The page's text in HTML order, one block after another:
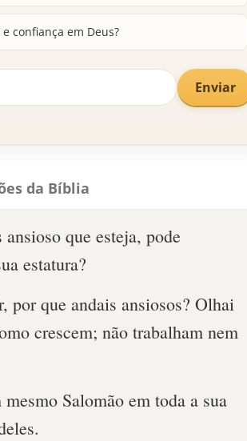
confiança em Deus?
Enviar
da Bíblia
que esteja, pode
estatura?
por que andais ansiosos? Olhai
crescem; não trabalham nem
Salomão em toda a sua